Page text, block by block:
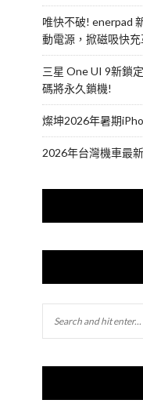
唯快不破! enerpad
動電源，掀磁吸快
三星 One UI 9新鎖
碼將永久鎖機!
燦坤2026年暑期
2026年台灣機車最